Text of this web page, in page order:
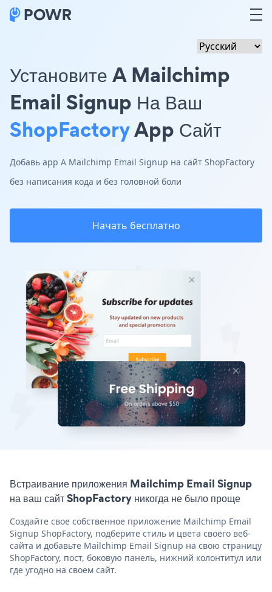
Установите A Mailchimp
Email Signup На Ваш
ShopFactoryApp Сайт
Добавь app A Mailchimp Email Signup на сайт ShopFactory
без написания кода и без головной боли
Начать бесплатно
Встраивание приложения Mailchimp Email Signup
на ваш сайт ShopFactory никогда не было проще
Создайте свое собственное приложение Mailchimp Email
Signup ShopFactory, подберите стиль и цвета своего веб-
сайта и добавьте Mailchimp Email Signup на свою страницу
ShopFactory, пост, боковую панель, нижний колонтитул или
где угодно на своем сайт.